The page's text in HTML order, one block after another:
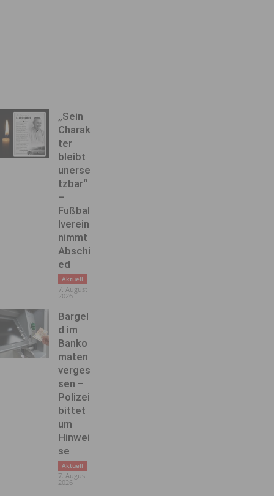
„Sein
Charak
ter
bleibt
unerse
tzbar“
–
Fußbal
lverein
nimmt
Abschi
ed
Aktuell
7. August
2026
Bargel
d im
Banko
maten
verges
sen –
Polizei
bittet
um
Hinwei
se
Aktuell
7. August
2026